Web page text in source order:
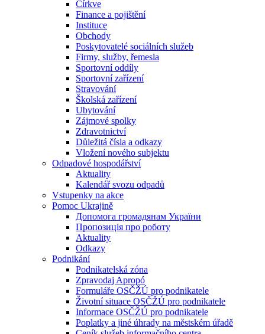
Církve
Finance a pojištění
Instituce
Obchody
Poskytovatelé sociálních služeb
Firmy, služby, řemesla
Sportovní oddíly
Sportovní zařízení
Stravování
Školská zařízení
Ubytování
Zájmové spolky
Zdravotnictví
Důležitá čísla a odkazy
Vložení nového subjektu
Odpadové hospodářství
Aktuality
Kalendář svozu odpadů
Vstupenky na akce
Pomoc Ukrajině
Допомога громадянам України
Пропозиція про роботу
Aktuality
Odkazy
Podnikání
Podnikatelská zóna
Zpravodaj Apropó
Formuláře OSČŽÚ pro podnikatele
Životní situace OSČŽÚ pro podnikatele
Informace OSČŽÚ pro podnikatele
Poplatky a jiné úhrady na městském úřadě